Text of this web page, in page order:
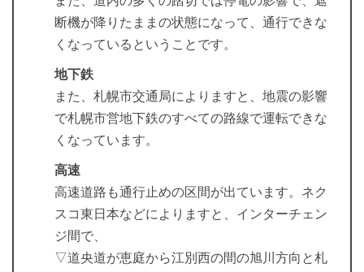
断機が降りたままの状態になって、通行できな
くなっているということです。
地下鉄
また、札幌市交通局によりますと、地震の影響
で札幌市営地下鉄のすべての路線で運転できな
くなっています。
高速
高速道路も通行止めの区間が出ています。ネク
スコ東日本などによりますと、インターチェン
ジ間で、
▽道央道が恵庭から江別西の間の旭川方向と札